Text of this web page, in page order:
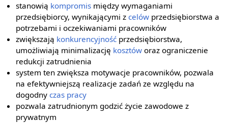
stanowią kompromis między wymaganiami
przedsiębiorcy, wynikającymi zcelów przedsiębiorstwa a
potrzebami i oczekiwaniami pracowników
zwiększają konkurencyjność przedsiębiorstwa,
umożliwiają minimalizację kosztów oraz ograniczenie
redukcji zatrudnienia
system ten zwiększa motywacje pracowników, pozwala
na efektywniejszą realizacje zadań ze względu na
dogodnyczas pracy
pozwala zatrudnionym godzić życie zawodowe z
prywatnym